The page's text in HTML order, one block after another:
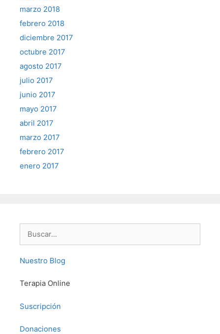
marzo 2018
febrero 2018
diciembre 2017
octubre 2017
agosto 2017
julio 2017
junio 2017
mayo 2017
abril 2017
marzo 2017
febrero 2017
enero 2017
Nuestro Blog
Terapia Online
Suscripción
Donaciones